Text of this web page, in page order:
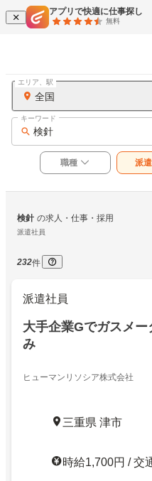
アプリで快適に仕事探し
無料
全国
エリア、駅
検針
キーワード
職種 派
検針 の求人・仕事・採用
派遣社員
232件
派遣社員
大手企業Gでガスメ
み
ヒューマンリソシア株式会社
三重県 津市
時給1,700円 / 交